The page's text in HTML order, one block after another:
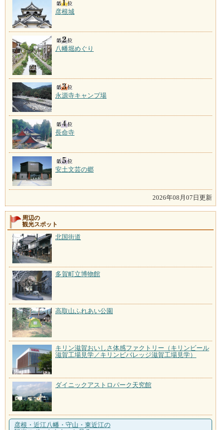
彦根城
八幡堀めぐり
永源寺キャンプ場
長命寺
安土文芸の郷
2026年08月07日更新
周辺の
観光スポット
北国街道
多賀町立博物館
高取山ふれあい公園
キリン滋賀おいしさ体感ファクトリー（キリンビール
滋賀工場見学／キリンビバレッジ滋賀工場見学）
ダイニックアストロパーク天究館
彦根・近江八幡・守山・東近江の